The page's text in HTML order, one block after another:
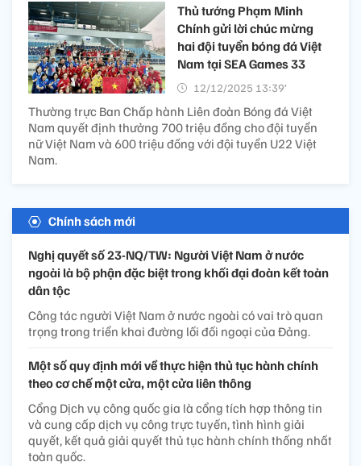
Thủ tướng Phạm Minh
Chính gửi lời chúc mừng
hai đội tuyển bóng đá Việt
Nam tại SEA Games 33
12/12/2025 13:39’
Thường trực Ban Chấp hành Liên đoàn Bóng đá Việt
Nam quyết định thưởng 700 triệu đồng cho đội tuyển
nữ Việt Nam và 600 triệu đồng với đội tuyển U22 Việt
Nam.
Chính sách mới
Nghị quyết số 23-NQ/TW: Người Việt Nam ở nước
ngoài là bộ phận đặc biệt trong khối đại đoàn kết toàn
dân tộc
Công tác người Việt Nam ở nước ngoài có vai trò quan
trọng trong triển khai đường lối đối ngoại của Đảng.
Một số quy định mới về thực hiện thủ tục hành chính
theo cơ chế một cửa, một cửa liên thông
Cổng Dịch vụ công quốc gia là cổng tích hợp thông tin
và cung cấp dịch vụ công trực tuyến, tình hình giải
quyết, kết quả giải quyết thủ tục hành chính thống nhất
toàn quốc.